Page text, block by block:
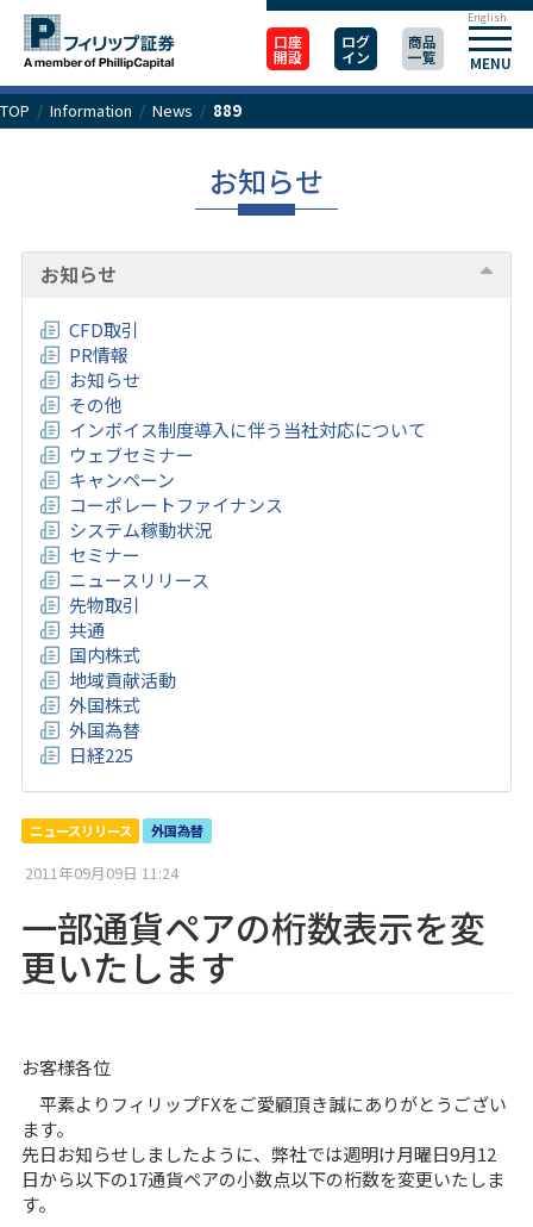
口座
開設
ログ
イン
商品
一覧 MENU
English
TOP / Information / News / 889
お知らせ
お知らせ
CFD取引
PR情報
お知らせ
その他
インボイス制度導入に伴う当社対応について
ウェブセミナー
キャンペーン
コーポレートファイナンス
システム稼動状況
セミナー
ニュースリリース
先物取引
共通
国内株式
地域貢献活動
外国株式
外国為替
日経225
ニュースリリース 外国為替
2011年09月09日 11:24
一部通貨ペアの桁数表示を変
更いたします
お客様各位
平素よりフィリップFXをご愛顧頂き誠にありがとうござい
ます。
先日お知らせしましたように、弊社では週明け月曜日9月12
日から以下の17通貨ペアの小数点以下の桁数を変更いたしま
す。